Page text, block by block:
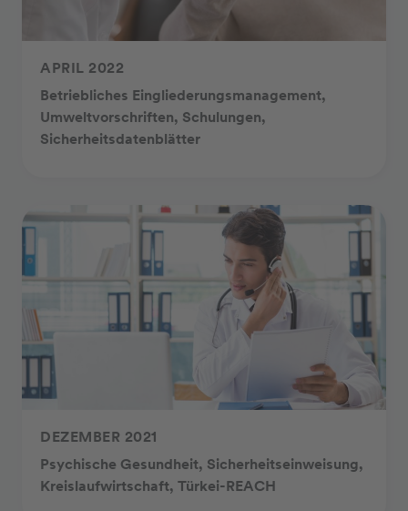
APRIL 2022
Betriebliches Eingliederungsmanagement,
Umweltvorschriften, Schulungen,
Sicherheitsdatenblätter
DEZEMBER 2021
Psychische Gesundheit, Sicherheitseinweisung,
Kreislaufwirtschaft, Türkei-REACH